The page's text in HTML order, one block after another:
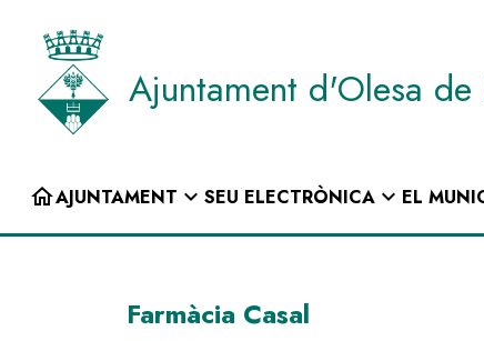
contingut
Ajuntament d'Olesa de
Navegació
INICI
homeAJUNTAMENT expand_more SEU ELECTRÒNICAexpand_more EL
Farmàcia Casal